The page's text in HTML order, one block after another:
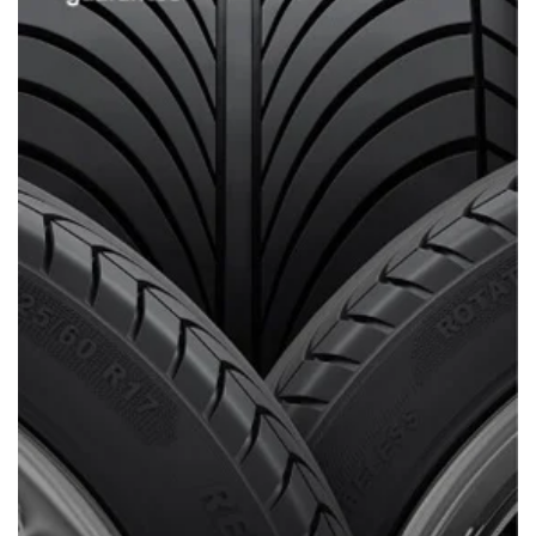
3/ Chế độ bảo hành:
Sản phẩm được bảo
hành 18 tháng(Hàng có sẵn tại
Xưởng Ô tô Sinh Cần Thơ)